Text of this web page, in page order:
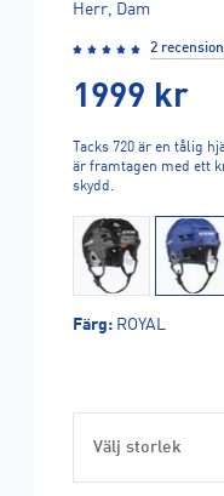
Herr, Dam
2
1999 kr
Tacks 720 är en tålig
är framtagen med ett
skydd.
Färg: ROYAL
Välj storlek